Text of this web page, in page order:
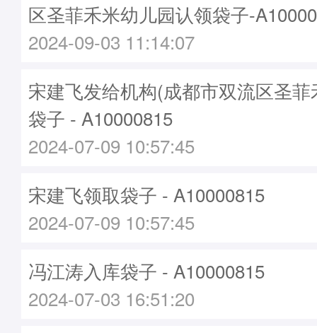
区圣菲禾米幼儿园认领袋子-
2024-09-03 11:14:07
宋建飞发给机构(成都市双流区圣
袋子 - A10000815
2024-07-09 10:57:45
宋建飞领取袋子 - A10000815
2024-07-09 10:57:45
冯江涛入库袋子 - A10000815
2024-07-03 16:51:20